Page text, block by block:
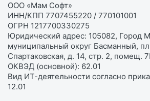
ООО «Мам Софт»
ИНН/КПП 7707455220 / 770101001
ОГРН 1217700330275
Юридический адрес: 105082, Город
муниципальный округ Басманный, пл
Спартаковская, д. 14, стр. 2, помещ.
ОКВЭД (основной): 62.01
Вид ИТ-деятельности согласно
12.01